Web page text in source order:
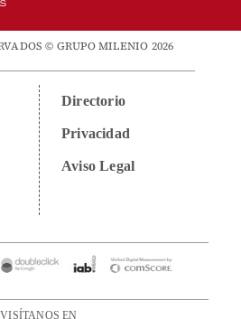
© GRUPO MILENIO 2026
Directorio
Privacidad
Aviso Legal
VISÍTANOS EN